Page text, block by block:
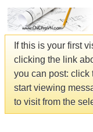
If this is your first
clicking the link
you can post: click
start viewing
to visit from the